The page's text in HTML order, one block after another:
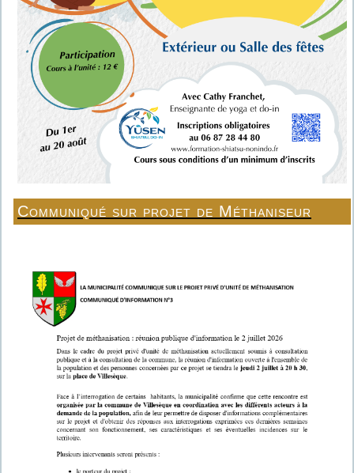
Communiqué sur projet de Méthaniseur